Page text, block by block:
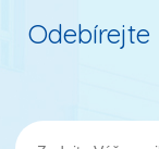
Odebírejte